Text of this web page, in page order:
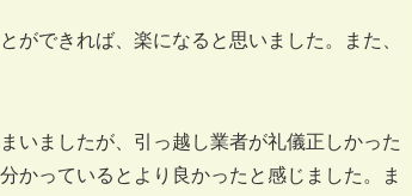
ができれば、楽になると思いました。また、
いましたが、引っ越し業者が礼儀正しかった
かっているとより良かったと感じました。ま